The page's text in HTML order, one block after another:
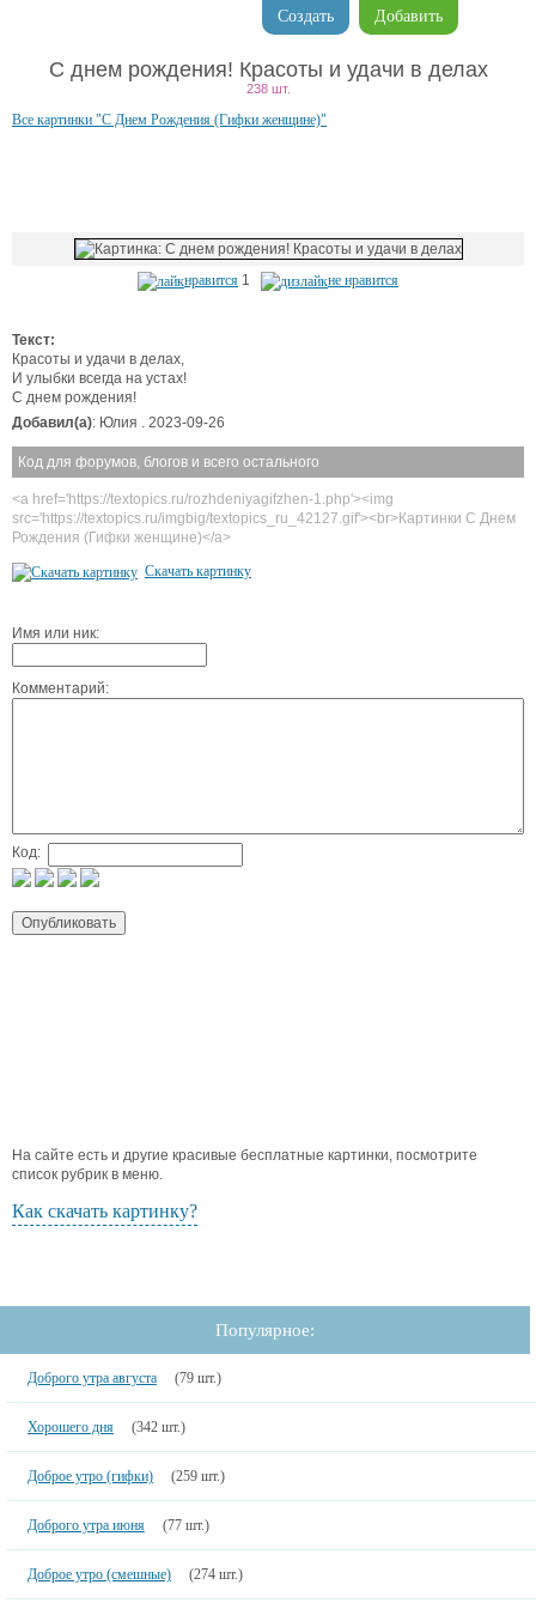
Добавить
Создать
С днем рождения! Красоты и удачи в делах
238 шт.
Все картинки "С Днем Рождения (Гифки женщине)"
нравится 1 не нравится
Текст:
Красоты и удачи в делах,
И улыбки всегда на устах!
С днем рождения!
Добавил(а): Юлия . 2023-09-26
Код для форумов, блогов и всего остального
<a href='https://textopics.ru/rozhdeniyagifzhen-1.php'><img
src='https://textopics.ru/imgbig/textopics_ru_42127.gif'><br>Картинки С Днем
Рождения (Гифки женщине)</a>
Скачать картинку
Имя или ник:
Комментарий:
Код:
На сайте есть и другие красивые бесплатные картинки, посмотрите
список рубрик в меню.
Как скачать картинку?
Популярное:
Доброго утра августа (79 шт.)
Хорошего дня (342 шт.)
Доброе утро (гифки) (259 шт.)
Доброго утра июня (77 шт.)
Доброе утро (смешные) (274 шт.)